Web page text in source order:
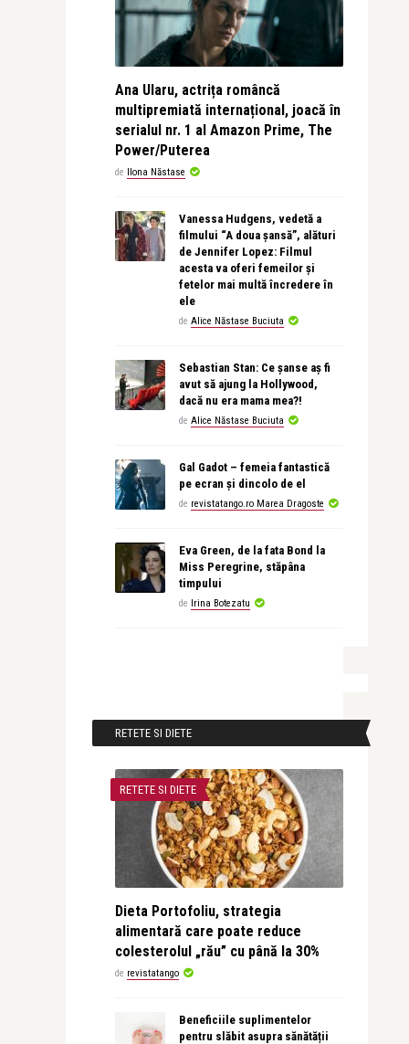
Ana Ularu, actrița româncă
multipremiată internațional, joacă în
serialul nr. 1 al Amazon Prime, The
Power/Puterea
de Ilona Năstase
Vanessa Hudgens, vedetă a
filmului “A doua șansă”, alături
de Jennifer Lopez: Filmul
acesta va oferi femeilor și
fetelor mai multă încredere în
ele
de Alice Năstase Buciuta
Sebastian Stan: Ce șanse aș fi
avut să ajung la Hollywood,
dacă nu era mama mea?!
de Alice Năstase Buciuta
Gal Gadot – femeia fantastică
pe ecran și dincolo de el
de revistatango.ro Marea Dragoste
Eva Green, de la fata Bond la
Miss Peregrine, stăpâna
timpului
de Irina Botezatu
RETETE SI DIETE
RETETE SI DIETE
Dieta Portofoliu, strategia
alimentară care poate reduce
colesterolul „rău” cu până la 30%
de revistatango
Beneficiile suplimentelor
pentru slăbit asupra sănătății